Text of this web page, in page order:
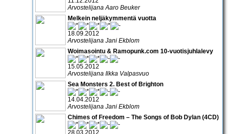
Arvostelijana Aaro Beuker
Melkein neljäkymmentä vuotta
18.09.2012
Arvostelijana Jani Ekblom
Woimasointu & Ramopunk.com 10-vuotisjuhlalevy
15.05.2012
Arvostelijana Ilkka Valpasvuo
Sea Monsters 2. Best of Brighton
14.04.2012
Arvostelijana Jani Ekblom
Chimes of Freedom – The Songs of Bob Dylan (4CD)
28.03.2012